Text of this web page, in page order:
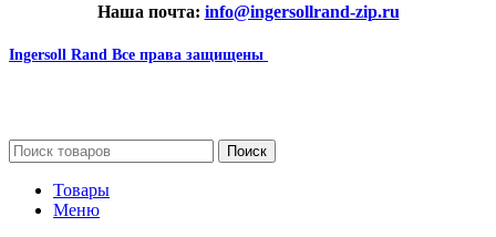
Наша почта: info@ingersollrand-zip.ru
Ingersoll Rand Все права защищены
Поиск
Товары
Меню